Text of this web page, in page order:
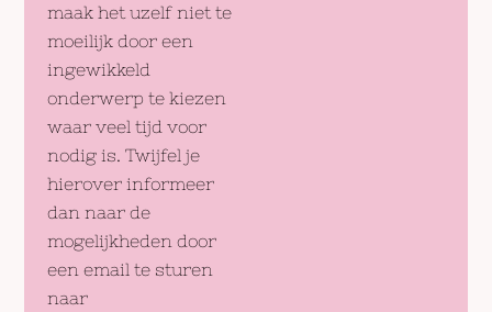
maak het uzelf niet te
moeilijk door een
ingewikkeld
onderwerp te kiezen
waar veel tijd voor
nodig is. Twijfel je
hierover informeer
dan naar de
mogelijkheden door
een email te sturen
naar